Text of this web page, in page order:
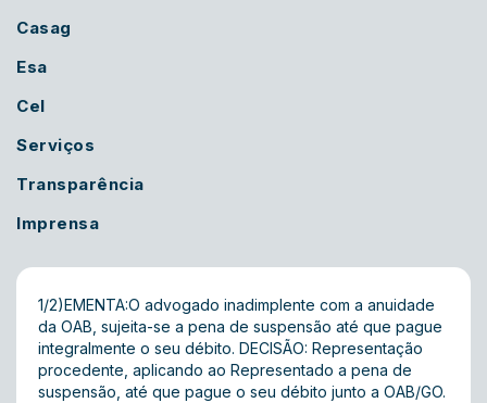
Casag
Esa
Cel
Serviços
Transparência
Imprensa
1/2)EMENTA:O advogado inadimplente com a anuidade
da OAB, sujeita-se a pena de suspensão até que pague
integralmente o seu débito. DECISÃO: Representação
procedente, aplicando ao Representado a pena de
suspensão, até que pague o seu débito junto a OAB/GO.